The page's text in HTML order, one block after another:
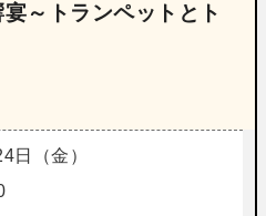
～トランペットとト
日（金）